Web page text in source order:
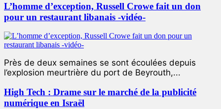
L’homme d’exception, Russell Crowe fait un don
pour un restaurant libanais -vidéo-
Près de deux semaines se sont écoulées depuis
l’explosion meurtrière du port de Beyrouth,...
High Tech : Drame sur le marché de la publicité
numérique en Israël